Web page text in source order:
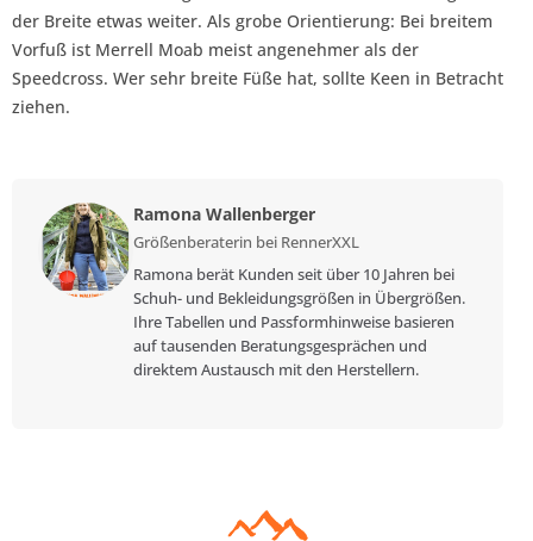
der Breite etwas weiter. Als grobe Orientierung: Bei breitem
Vorfuß ist Merrell Moab meist angenehmer als der
Speedcross. Wer sehr breite Füße hat, sollte Keen in Betracht
ziehen.
Ramona Wallenberger
Größenberaterin bei RennerXXL
Ramona berät Kunden seit über 10 Jahren bei
Schuh- und Bekleidungsgrößen in Übergrößen.
Ihre Tabellen und Passformhinweise basieren
auf tausenden Beratungsgesprächen und
direktem Austausch mit den Herstellern.